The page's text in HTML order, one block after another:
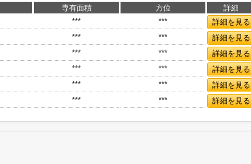
専有面積 方位
詳細
*** ***
詳細を見る
*** ***
詳細を見る
*** ***
詳細を見る
*** ***
詳細を見る
*** ***
詳細を見る
*** *** 詳細を見る